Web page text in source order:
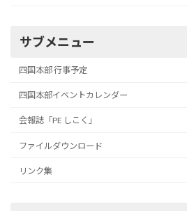
サブメニュー
四国本部 行事予定
四国本部イベントカレンダー
会報誌「PE しこく」
ファイルダウンロード
リンク集